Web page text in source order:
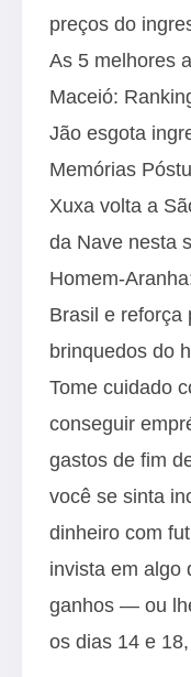
preços do
As 5 melhores
Maceió:
Jão esgota
Memórias
Xuxa volta a
da Nave nesta
Homem-
Brasil e reforça
brinquedos do
Tome cuidado
conseguir
gastos de fim
você se sinta
dinheiro com
invista em algo
ganhos — ou
os dias 14 e